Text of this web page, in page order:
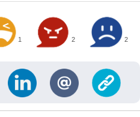
1 2 2